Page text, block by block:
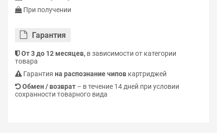
При получении
Гарантия
От 3 до 12 месяцев, в зависимости от категории
товара
Гарантия на распознание чипов картриджей
Обмен / возврат – в течение 14 дней при условии
сохранности товарного вида